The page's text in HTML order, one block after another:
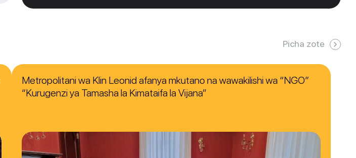
Picha zote
Metropolitani wa Klin Leonid afanya mkutano na wawakilishi wa “NGO”
“Kurugenzi ya Tamasha la Kimataifa la Vijana”